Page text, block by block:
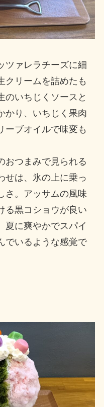
ツァレラチーズに細
クリームを詰めたも
のいちじくソースと
かり、いちじく果肉
ーブオイルで味変も
おつまみで見られる
せは、氷の上に乗っ
さ。アッサムの風味
る黒コショウが良い
夏に爽やかでスパイ
でいるような感覚で